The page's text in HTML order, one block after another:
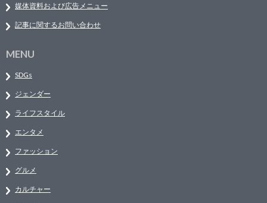
媒体資料および広告メニュー
記事に関するお問い合わせ
MENU
SDGs
ジェンダー
ライフスタイル
エンタメ
ファッション
グルメ
カルチャー